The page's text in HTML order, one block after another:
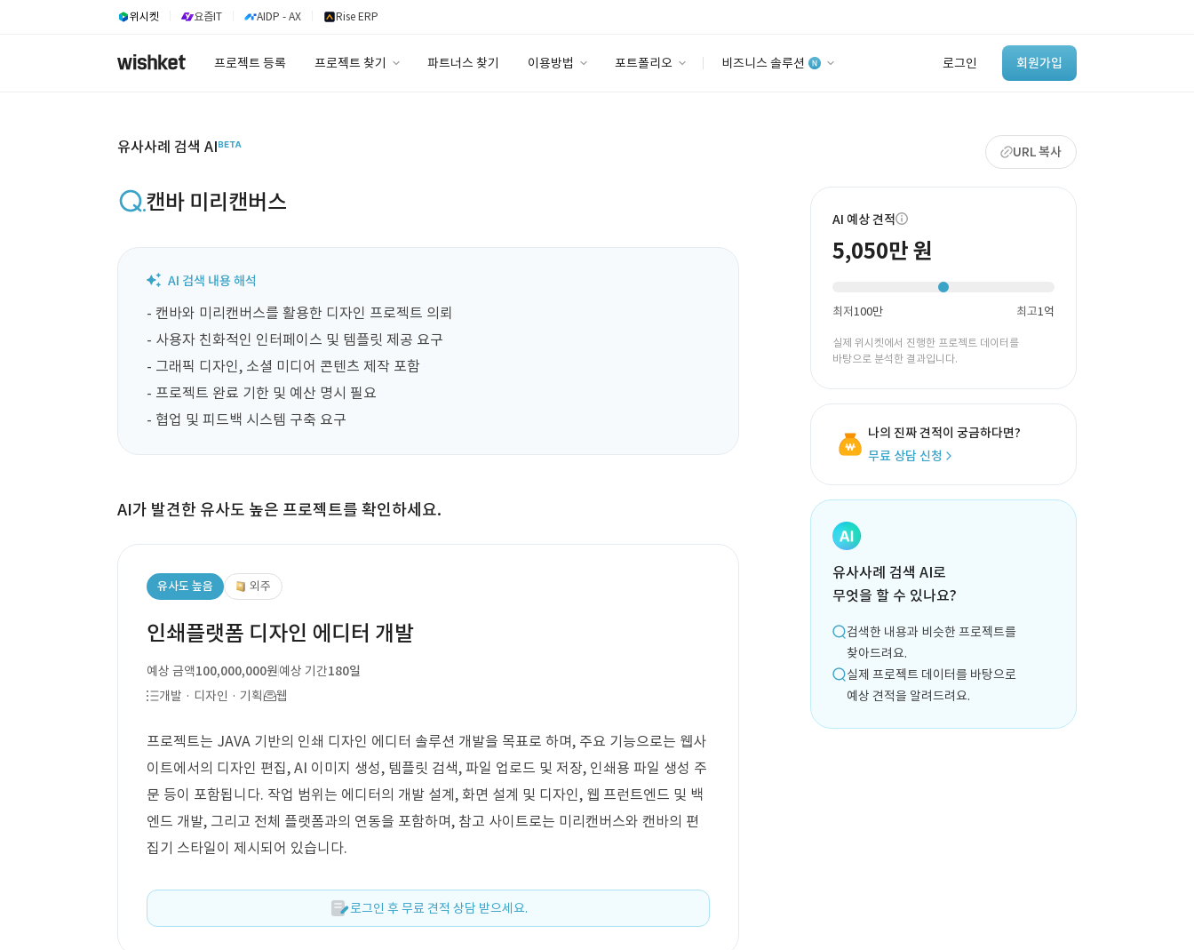
위시켓 요즘IT AIDP - AX Rise ERP
프로젝트 등록 프로젝트 찾기 파트너스 찾기 이용방법 포트폴리오 비즈니스 솔루션 로그인 회원가입
‘이런 거’ 만들어본
개발 회사 있어?
바로가기
유사사례 검색 AI URL 복사
캔바 미리캔버스
- 캔바와 미리캔버스를 활용한 디자인 프로젝트 의뢰
- 사용자 친화적인 인터페이스 및 템플릿 제공 요구
- 그래픽 디자인, 소셜 미디어 콘텐츠 제작 포함
- 프로젝트 완료 기한 및 예산 명시 필요
- 협업 및 피드백 시스템 구축 요구
AI가 발견한 유사도 높은 프로젝트를 확인하세요.
유사도 높음 외주
인쇄플랫폼 디자인 에디터 개발
예상 금액100,000,000원예상 기간180일
개발 · 디자인 · 기획
웹
프로젝트는 JAVA 기반의 인쇄 디자인 에디터 솔루션 개발을 목표로 하며, 주요 기능으로는 웹사
이트에서의 디자인 편집, AI 이미지 생성, 템플릿 검색, 파일 업로드 및 저장, 인쇄용 파일 생성 주
문 등이 포함됩니다. 작업 범위는 에디터의 개발 설계, 화면 설계 및 디자인, 웹 프런트엔드 및 백
엔드 개발, 그리고 전체 플랫폼과의 연동을 포함하며, 참고 사이트로는 미리캔버스와 캔바의 편
집기 스타일이 제시되어 있습니다.
로그인 후 무료 견적 상담 받으세요.
AI 예상 견적
5,050만 원
최저100만 최고1억
실제 위시켓에서 진행한 프로젝트 데이터를
바탕으로 분석한 결과입니다.
나의 진짜 견적이 궁금하다면?
무료 상담 신청
유사사례 검색 AI로
무엇을 할 수 있나요?
검색한 내용과 비슷한 프로젝트를
찾아드려요.
실제 프로젝트 데이터를 바탕으로
예상 견적을 알려드려요.